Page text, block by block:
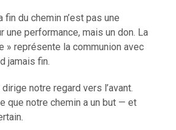
fin du chemin n’est pas une
une performance, mais un don. La
» représente la communion avec
jamais fin.
notre regard vers l’avant.
que notre chemin a un but — et